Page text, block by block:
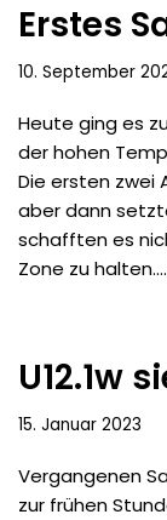
Erstes
10. September
Heute ging es
der hohen
Die ersten zwei
aber dann
schafften es
Zone zu halten.…
U12.1w
15. Januar 2023
Vergangenen
zur frühen